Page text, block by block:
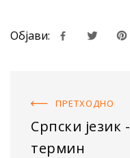
Објави:
ПРЕТХОДНO
Српски језик -
термин